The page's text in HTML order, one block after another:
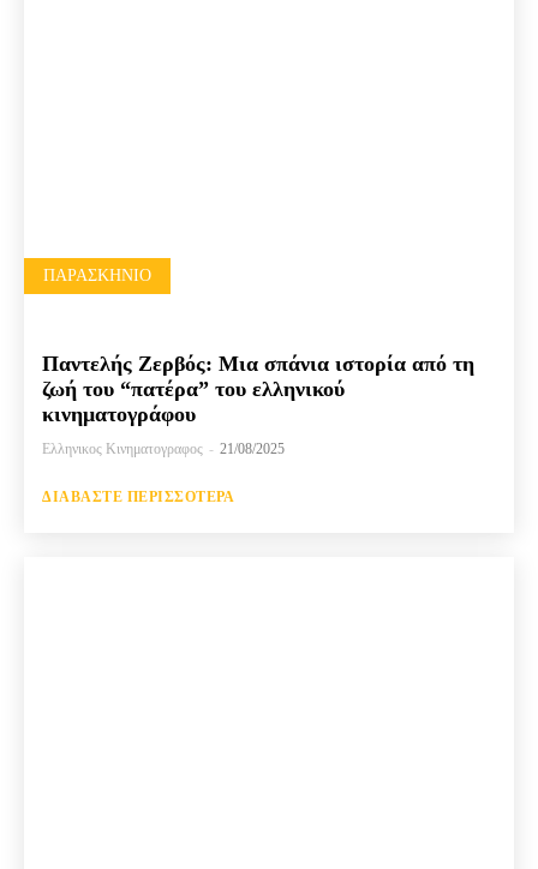
ΠΑΡΑΣΚΉΝΙΟ
Παντελής Ζερβός: Μια σπάνια ιστορία από τη
ζωή του “πατέρα” του ελληνικού
κινηματογράφου
Ελληνικος Κινηματογραφος - 21/08/2025
ΔΙΑΒΆΣΤΕ ΠΕΡΙΣΣΌΤΕΡΑ